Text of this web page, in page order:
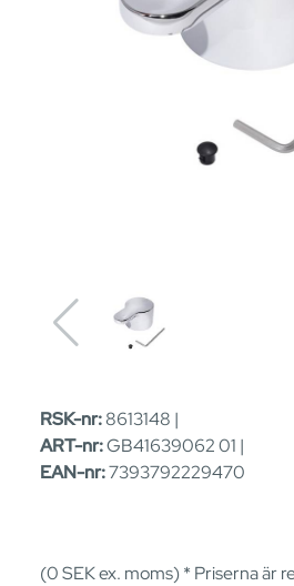
RSK-nr:8613148 |
ART-nr:GB41639062 01 |
EAN-nr:7393792229470
(0SEKex. moms) * Priserna är